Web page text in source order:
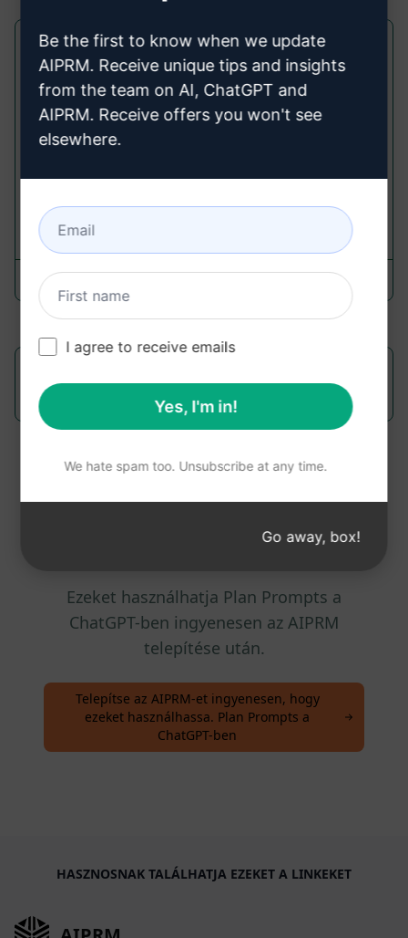
Magcubic Projektor HY300 Pro 4K
Android 11
Plan Prompts
Magcubic Projektor HY300 Pro 4K Android 11 Dual
17
SALAH EDDINE EL HORAFI August 25, 2024
»
Ezeket használhatja Plan Prompts a
ChatGPT-ben ingyenesen az AIPRM
telepítése után.
Telepítse az AIPRM-et ingyenesen, hogy
ezeket használhassa. Plan Prompts a
ChatGPT-ben
HASZNOSNAK TALÁLHATJA EZEKET A LINKEKET
Be the first to know when we update
AIPRM. Receive unique tips and insights
from the team on AI, ChatGPT and
AIPRM. Receive offers you won't see
elsewhere.
I agree to receive emails
Yes, I'm in!
We hate spam too. Unsubscribe at any time.
Go away, box!